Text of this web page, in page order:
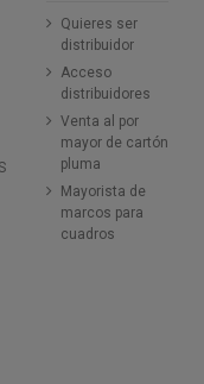
Quieres ser
distribuidor
Acceso
distribuidores
Venta al por
mayor de cartón
pluma
Mayorista de
marcos para
cuadros